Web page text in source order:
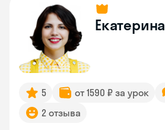
Екатерина
5 от 1590 ₽ за урок
2 отзыва